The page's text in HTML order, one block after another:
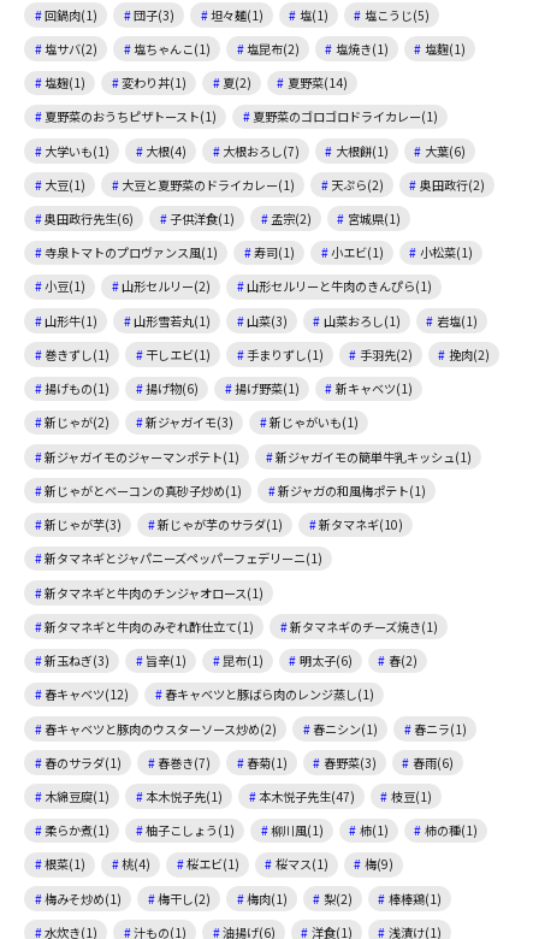
回鍋肉(1)
団子(3) 坦々麺(1) 塩(1)
塩こうじ(5)
塩サバ(2)
塩ちゃんこ(1) 塩昆布(2) 塩焼き(1)
塩麴(1)
塩麹(1)
変わり丼(1) 夏(2)
夏野菜(14)
夏野菜のおうちピザトースト(1)
夏野菜のゴロゴロドライカレー(1)
大学いも(1)
大根(4) 大根おろし(7) 大根餅(1)
大葉(6)
大豆(1)
大豆と夏野菜のドライカレー(1) 天ぷら(2)
奥田政行(2)
奥田政行先生(6)
子供洋食(1) 孟宗(2)
宮城県(1)
寺泉トマトのプロヴァンス風(1)
寿司(1) 小エビ(1)
小松菜(1)
小豆(1)
山形セルリー(2)
山形セルリーと牛肉のきんぴら(1)
山形牛(1)
山形雪若丸(1) 山菜(3) 山菜おろし(1)
岩塩(1)
巻きずし(1)
干しエビ(1) 手まりずし(1) 手羽先(2)
挽肉(2)
揚げもの(1)
揚げ物(6) 揚げ野菜(1)
新キャベツ(1)
新じゃが(2)
新ジャガイモ(3)
新じゃがいも(1)
新ジャガイモのジャーマンポテト(1)
新ジャガイモの簡単牛乳キッシュ(1)
新じゃがとベーコンの真砂子炒め(1)
新ジャガの和風梅ポテト(1)
新じゃが芋(3)
新じゃが芋のサラダ(1)
新タマネギ(10)
新タマネギとジャパニーズペッパーフェデリーニ(1)
新タマネギと牛肉のチンジャオロース(1)
新タマネギと牛肉のみぞれ酢仕立て(1)
新タマネギのチーズ焼き(1)
新玉ねぎ(3)
旨辛(1) 昆布(1) 明太子(6)
春(2)
春キャベツ(12)
春キャベツと豚ばら肉のレンジ蒸し(1)
春キャベツと豚肉のウスターソース炒め(2)
春ニシン(1)
春ニラ(1)
春のサラダ(1)
春巻き(7) 春菊(1) 春野菜(3)
春雨(6)
木綿豆腐(1)
本木悦子先(1) 本木悦子先生(47)
枝豆(1)
柔らか煮(1)
柚子こしょう(1) 柳川風(1) 柿(1)
柿の種(1)
根菜(1)
桃(4) 桜エビ(1) 桜マス(1)
梅(9)
梅みそ炒め(1)
梅干し(2) 梅肉(1) 梨(2)
棒棒鶏(1)
水炊き(1)
汁もの(1) 油揚げ(6) 洋食(1) 浅漬け(1)